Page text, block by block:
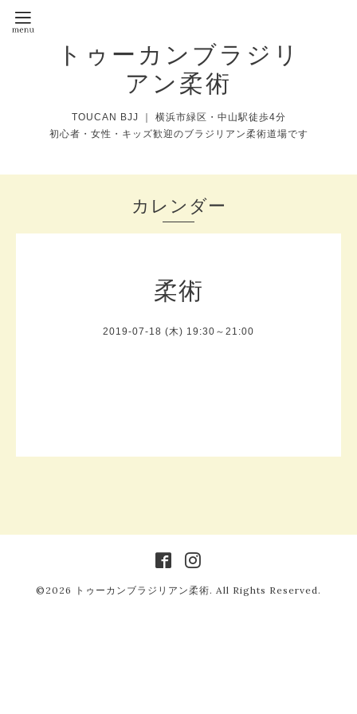
トゥーカンブラジリ
アン柔術
TOUCAN BJJ ｜ 横浜市緑区・中山駅徒歩4分
初心者・女性・キッズ歓迎のブラジリアン柔術道場です
カレンダー
柔術
2019-07-18 (木) 19:30～21:00
©2026 トゥーカンブラジリアン柔術. All Rights Reserved.